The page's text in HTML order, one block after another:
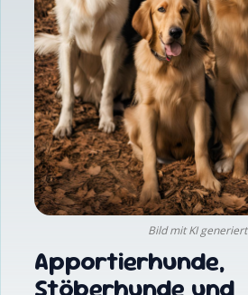
Bild mit KI generiert
Apportierhunde,
Stöberhunde und